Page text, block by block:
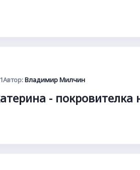
Автор:Владимир Милчин
- покровителка